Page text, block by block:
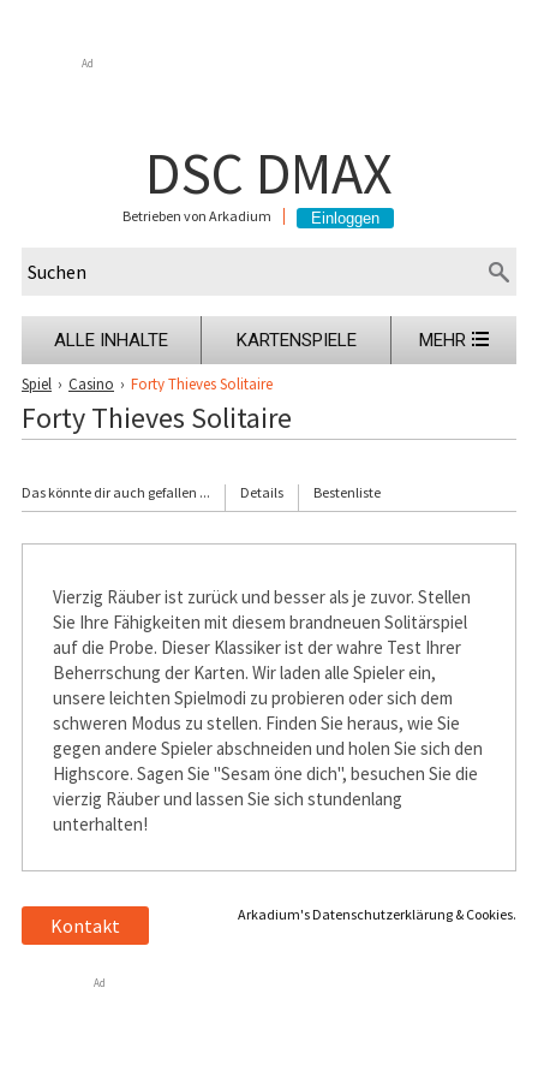
Ad
DSC DMAX
Betrieben von Arkadium
ALLE INHALTE KARTENSPIELE MEHR
Spiel › Casino › Forty Thieves Solitaire
Forty Thieves Solitaire
Das könnte dir auch gefallen ... Details Bestenliste
Vierzig Räuber ist zurück und besser als je zuvor. Stellen
Sie Ihre Fähigkeiten mit diesem brandneuen Solitärspiel
auf die Probe. Dieser Klassiker ist der wahre Test Ihrer
Beherrschung der Karten. Wir laden alle Spieler ein,
unsere leichten Spielmodi zu probieren oder sich dem
schweren Modus zu stellen. Finden Sie heraus, wie Sie
gegen andere Spieler abschneiden und holen Sie sich den
Highscore. Sagen Sie "Sesam öffne dich", besuchen Sie die
vierzig Räuber und lassen Sie sich stundenlang
unterhalten!
Arkadium's Datenschutzerklärung & Cookies.
Kontakt
Ad